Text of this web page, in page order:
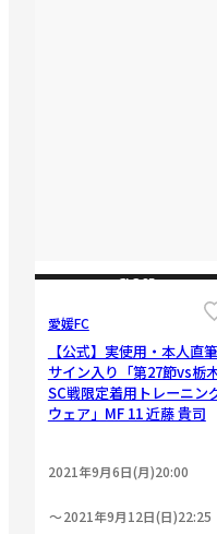
CLOSE
愛媛FC
【公式】実使用・本人直筆
サイン入り「第27節vs栃
SC戦限定着用トレーニン
ウェア」MF 11 近藤 貴司
2021年9月6日(月)20:00
2021年9月12日(日)22:25